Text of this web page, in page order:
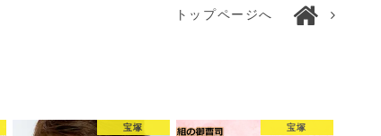
トップページへ
宝塚 宝塚